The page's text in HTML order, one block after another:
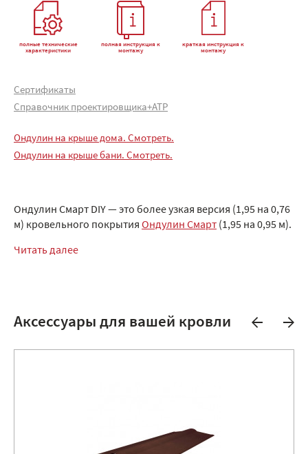
полные технические
характеристики
полная инструкция к
монтажу
краткая инструкция к
монтажу
Сертификаты
Справочник проектировщика+АТР
Ондулин на крыше дома. Смотреть.
Ондулин на крыше бани. Смотреть.
Ондулин Смарт DIY — это более узкая версия (1,95 на 0,76
м) кровельного покрытия Ондулин Смарт (1,95 на 0,95 м).
Читать далее
Аксессуары для вашей кровли